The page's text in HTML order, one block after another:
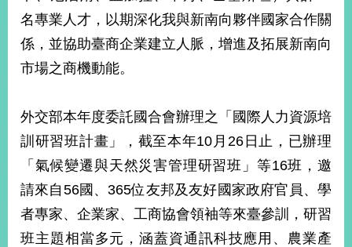
明
聯
絡
名專業人才，以期深化我與新南向夥伴國家合作關
係，並協助臺商企業建立人脈，增進及拓展新南向
市場之商機動能。
外交部本年度委託國合會辦理之「國際人力資源培
訓研習班計畫」，截至本年10月26日止，已辦理
「氣候變遷與天然災害管理研習班」等16班，邀
請來自56國、365位友邦及友好國家政府官員、學
者專家、企業家、工商協會領袖等來臺參訓，研習
班主題相當多元，涵蓋資通訊科技應用、農業產